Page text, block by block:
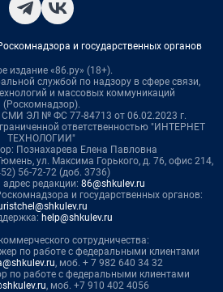
и государственных органов
издание «86.ру» (18+).
службой по надзору в сфере связи,
и массовых коммуникаций
(Роскомнадзор).
СМИ ЭЛ № ФС 77-84713 от 06.02.2023 г.
ответственностью "ИНТЕРНЕТ
ТЕХНОЛОГИИ"
Познахарева Елена Павловна
ул. Максима Горького, д. 76, офис 214,
56-72-72 (доб. 3736)
редакции: 86@shkulev.ru
и государственных органов:
help@shkulev.ru
сотрудничества:
по работе с федеральными клиентами
, моб. + 7 982 640 34 32
по работе с федеральными клиентами
, моб. +7 910 402 4056